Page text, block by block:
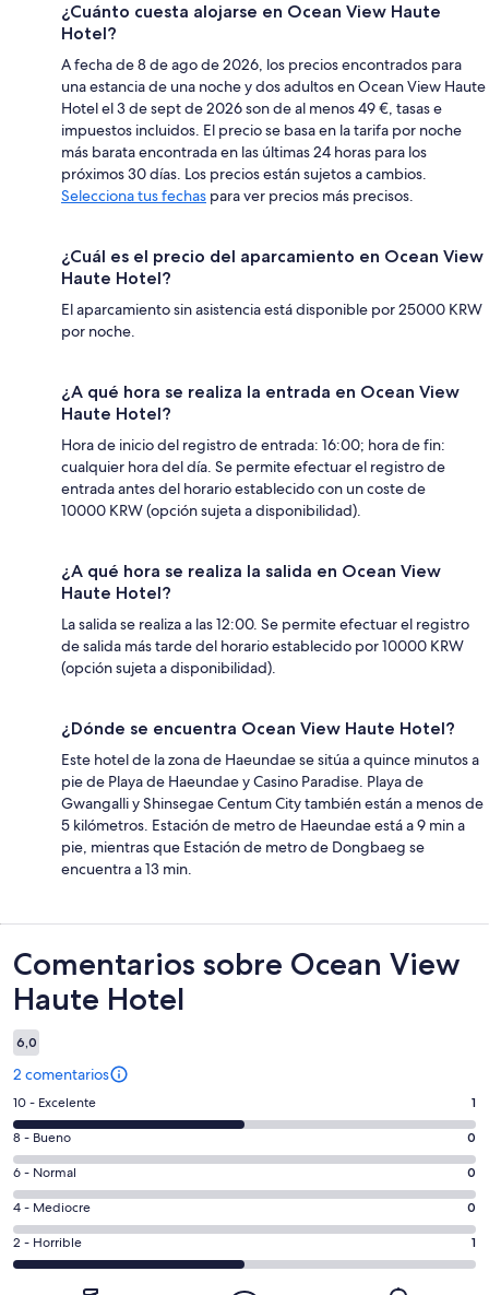
¿Cuánto cuesta alojarse en Ocean View Haute
Hotel?
A fecha de 8 de ago de 2026, los precios encontrados para
una estancia de una noche y dos adultos en Ocean View Haute
Hotel el 3 de sept de 2026 son de al menos 49 €, tasas e
impuestos incluidos. El precio se basa en la tarifa por noche
más barata encontrada en las últimas 24 horas para los
próximos 30 días. Los precios están sujetos a cambios.
Selecciona tus fechas para ver precios más precisos.
¿Cuál es el precio del aparcamiento en Ocean View
Haute Hotel?
El aparcamiento sin asistencia está disponible por 25000 KRW
por noche.
¿A qué hora se realiza la entrada en Ocean View
Haute Hotel?
Hora de inicio del registro de entrada: 16:00; hora de fin:
cualquier hora del día. Se permite efectuar el registro de
entrada antes del horario establecido con un coste de
10000 KRW (opción sujeta a disponibilidad).
¿A qué hora se realiza la salida en Ocean View
Haute Hotel?
La salida se realiza a las 12:00. Se permite efectuar el registro
de salida más tarde del horario establecido por 10000 KRW
(opción sujeta a disponibilidad).
¿Dónde se encuentra Ocean View Haute Hotel?
Este hotel de la zona de Haeundae se sitúa a quince minutos a
pie de Playa de Haeundae y Casino Paradise. Playa de
Gwangalli y Shinsegae Centum City también están a menos de
5 kilómetros. Estación de metro de Haeundae está a 9 min a
pie, mientras que Estación de metro de Dongbaeg se
encuentra a 13 min.
Comentarios
Comentarios sobre Ocean View
Haute Hotel
6,0
2 comentarios
1
comentarios
de
un
total
de
2
con
10 - Excelente 1
0
comentarios
de
un
total
de
8 - Bueno 0
0
comentarios
de
un
total
6 - Normal 0
0
comentarios
de
4 - Mediocre 0
1
comentarios
2 - Horrible 1